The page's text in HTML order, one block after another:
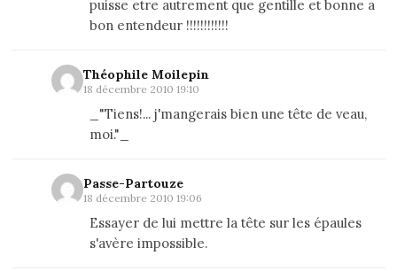
puisse etre autrement que gentille et bonne a
bon entendeur !!!!!!!!!!!!
Théophile Moilepin
18 décembre 2010 19:10
_"Tiens!... j'mangerais bien une tête de veau,
moi."_
Passe-Partouze
18 décembre 2010 19:06
Essayer de lui mettre la tête sur les épaules
s'avère impossible.